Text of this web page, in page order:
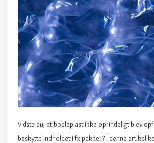
Vidste du, at bobleplast ikke oprindeligt blev
beskytte indholdet i fx pakker? I denne artikel